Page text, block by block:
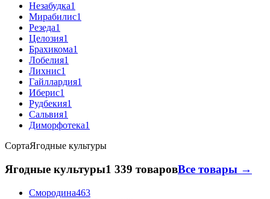
Незабудка1
Мирабилис1
Резеда1
Целозия1
Брахикома1
Лобелия1
Лихнис1
Гайллардия1
Иберис1
Рудбекия1
Сальвия1
Диморфотека1
СортаЯгодные культуры
Ягодные культуры1 339 товаровВсе товары →
Смородина463